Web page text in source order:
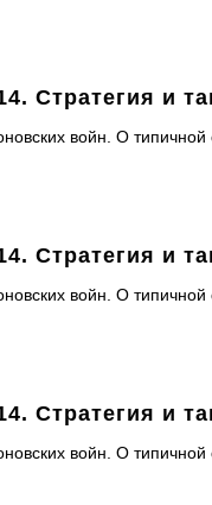
Стратегия и
войн. О типичной
Стратегия и
войн. О типичной
Стратегия и
войн. О типичной